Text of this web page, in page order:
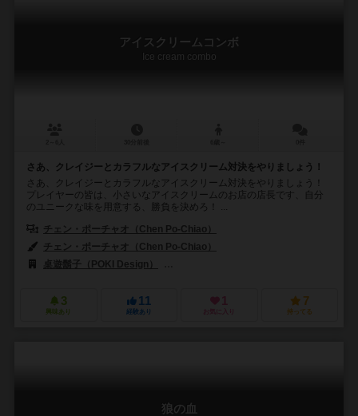
アイスクリームコンボ
Ice cream combo
さあ、クレイジーとカラフルなアイスクリーム対決をやりましょう！
さあ、クレイジーとカラフルなアイスクリーム対決をやりましょう！
プレイヤーの皆は、小さいなアイスクリームのお店の店長です、自分
のユニークな味を用意する、勝負を決めろ！ ...
チェン・ポーチャオ（Chen Po-Chiao）
チェン・ポーチャオ（Chen Po-Chiao）
桌遊鬍子（POKI Design）
3
興味あり
11
経験あり
1
お気に入り
7
持ってる
狼の血